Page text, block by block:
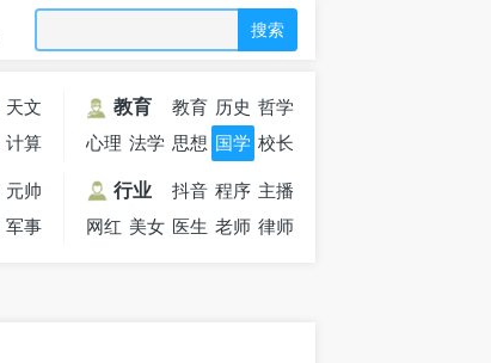
搜索
天文
学家
计算
机
教育
教育
家
历史
学家
哲学
家
心理
学家
法学
家
思想
家
国学
大师
校长
元帅
军事
行业 抖音 程序
员
主播
网红 美女 医生 老师 律师